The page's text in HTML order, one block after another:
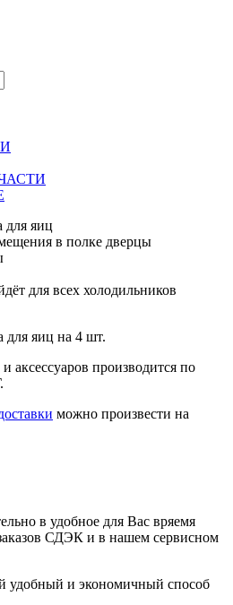
для яиц
в полке дверцы
для всех холодильников
аксессуаров производится по
можно произвести на
в удобное для Вас вряемя
СДЭК и в нашем сервисном
удобный и экономичный способ